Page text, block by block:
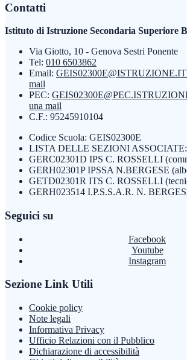
Contatti
Istituto di Istruzione Secondaria Superiore
Via Giotto, 10 - Genova Sestri Ponente
Tel: 010 6503862
Email: GEIS02300E@ISTRUZIONE.IT
mail
PEC:
una mail
C.F.: 95245910104
Codice Scuola: GEIS02300E
LISTA DELLE SEZIONI ASSOCIATE:
GERC02301D IPS C. ROSSELLI
GERH02301P IPSSA N.BERGESE
GETD02301R ITS C. ROSSELLI
GERH023514 I.P.S.S.A.R. N.
Seguici su
Facebook
Youtube
Instagram
Sezione Link Utili
Cookie policy
Note legali
Informativa Privacy
Ufficio Relazioni con il Pubblico
Dichiarazione di accessibilità